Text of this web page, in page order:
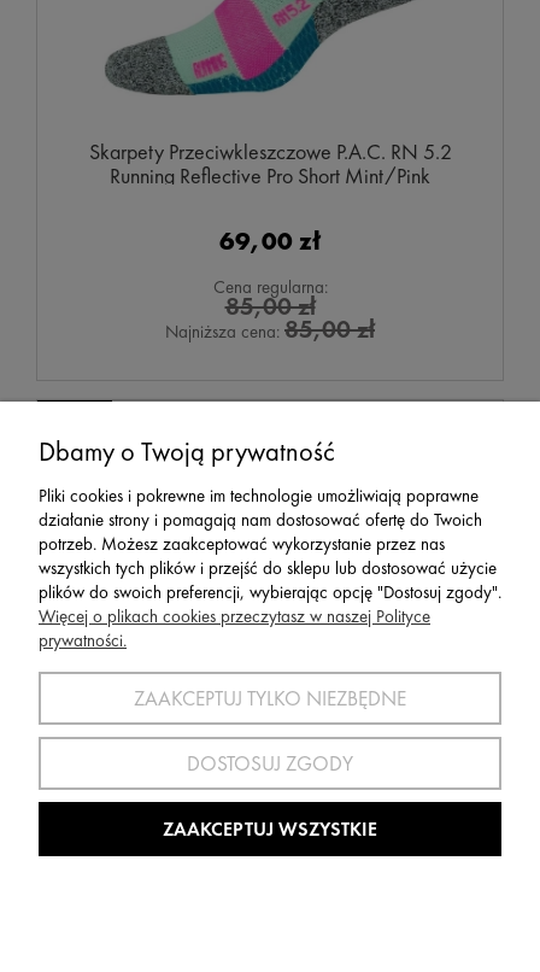
Skarpety Przeciwkleszczowe P.A.C. RN 5.2
Running Reflective Pro Short Mint/Pink
69,00 zł
Cena regularna:
85,00 zł
Najniższa cena: 85,00 zł
Skarpety Przeciwkleszczowe P.A.C. RN 6.2
Running Reflective Pro Mid Compression
Black/Neon Yellow
69,00 zł
Dbamy o Twoją prywatność
Pliki cookies i pokrewne im technologie umożliwiają poprawne
działanie strony i pomagają nam dostosować ofertę do Twoich
potrzeb. Możesz zaakceptować wykorzystanie przez nas
wszystkich tych plików i przejść do sklepu lub dostosować użycie
plików do swoich preferencji, wybierając opcję "Dostosuj zgody".
Więcej o plikach cookies przeczytasz w naszej Polityce
prywatności.
ZAAKCEPTUJ TYLKO NIEZBĘDNE
DOSTOSUJ ZGODY
ZAAKCEPTUJ WSZYSTKIE